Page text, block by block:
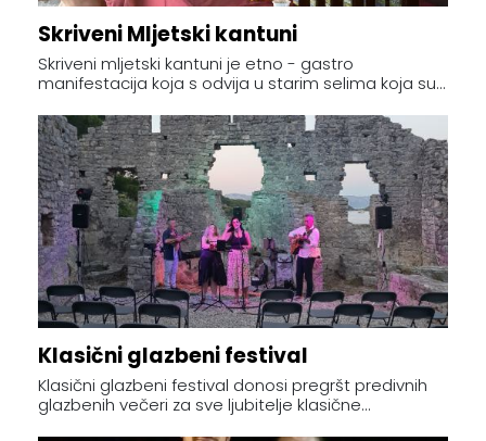
Skriveni Mljetski kantuni
Skriveni mljetski kantuni je etno - gastro
manifestacija koja s odvija u starim selima koja su...
Klasični glazbeni festival
Klasični glazbeni festival donosi pregršt predivnih
glazbenih večeri za sve ljubitelje klasične...